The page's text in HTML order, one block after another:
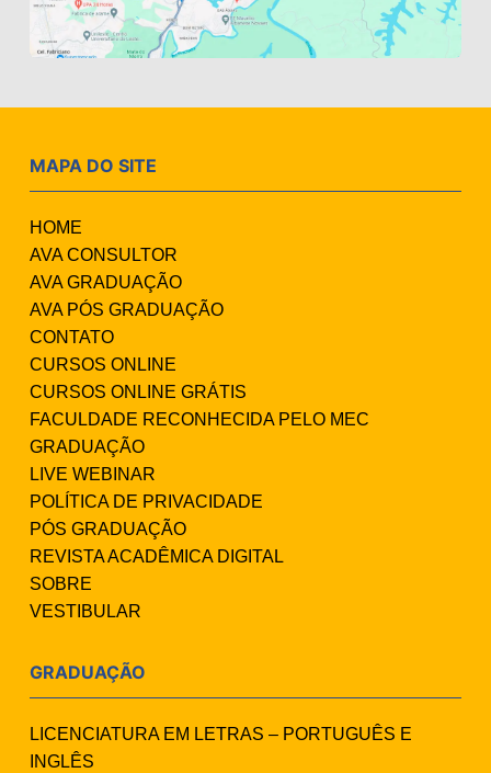
MAPA DO SITE
HOME
AVA CONSULTOR
AVA GRADUAÇÃO
AVA PÓS GRADUAÇÃO
CONTATO
CURSOS ONLINE
CURSOS ONLINE GRÁTIS
FACULDADE RECONHECIDA PELO MEC
GRADUAÇÃO
LIVE WEBINAR
POLÍTICA DE PRIVACIDADE
PÓS GRADUAÇÃO
REVISTA ACADÊMICA DIGITAL
SOBRE
VESTIBULAR
GRADUAÇÃO
LICENCIATURA EM LETRAS – PORTUGUÊS E
INGLÊS